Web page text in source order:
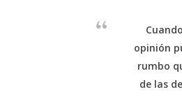
opinión
rumbo
de las